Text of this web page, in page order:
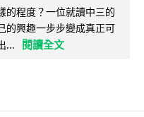
的程度？一位就讀中三的
的興趣一步步變成真正可
...
閱讀全文